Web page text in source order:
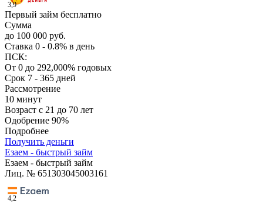
3,9
Первый займ бесплатно
Сумма
до 100 000 руб.
Ставка 0 - 0.8% в день
ПСК:
От 0 до 292,000% годовых
Срок 7 - 365 дней
Рассмотрение
10 минут
Возраст с 21 до 70 лет
Одобрение 90%
Подробнее
Получить деньги
Езаем - быстрый займ
Езаем - быстрый займ
Лиц. № 651303045003161
4,2